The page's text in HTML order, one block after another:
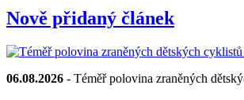
Nově přidaný článek
06.08.2026 - Téměř polovina zraněných